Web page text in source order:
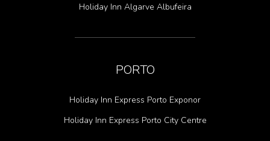
Holiday Inn Algarve Albufeira
PORTO
Holiday Inn Express Porto Exponor
Holiday Inn Express Porto City Centre